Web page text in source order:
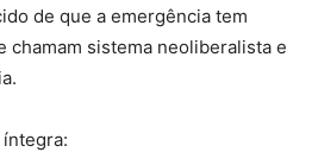
de que a emergência tem
chamam sistema neoliberalista e